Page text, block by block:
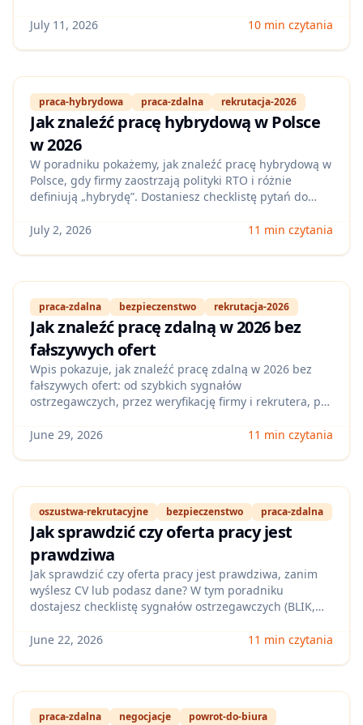
motywacyjny, po śledzenie statusów w jednym miejscu.
July 11, 2026 10 min czytania
praca-hybrydowa praca-zdalna rekrutacja-2026
Jak znaleźć pracę hybrydową w Polsce
w 2026
W poradniku pokażemy, jak znaleźć pracę hybrydową w
Polsce, gdy firmy zaostrzają polityki RTO i różnie
definiują „hybrydę”. Dostaniesz checklistę pytań do
sposoby na filtrowanie ofert i dopasowanie aplikacji
July 2, 2026 11 min czytania
praca-zdalna bezpieczenstwo rekrutacja-2026
Jak znaleźć pracę zdalną w 2026 bez
fałszywych ofert
Wpis pokazuje, jak znaleźć pracę zdalną w 2026 bez
fałszywych ofert: od szybkich sygnałów
ostrzegawczych, przez weryfikację firmy i rekrutera, po
która skraca czas selekcji i zmniejsza ryzyko utraty
June 29, 2026 11 min czytania
oszustwa-rekrutacyjne bezpieczenstwo praca-zdalna
Jak sprawdzić czy oferta pracy jest
prawdziwa
Jak sprawdzić czy oferta pracy jest prawdziwa, zanim
wyślesz CV lub podasz dane? W tym poradniku
dostajesz checklistę sygnałów ostrzegawczych (BLIK,
weryfikacji firmy i gotowe pytania do rekrutera —
June 22, 2026 11 min czytania
praca-zdalna negocjacje powrot-do-biura